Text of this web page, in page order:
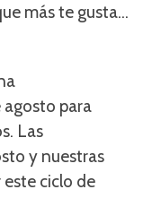
más te gusta…
para
Las
y nuestras
este ciclo de